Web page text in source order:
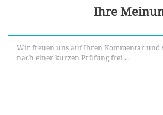
Ihre